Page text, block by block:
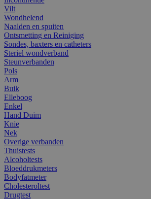
Vilt
Wondhelend
Naalden en spuiten
Ontsmetting en Reiniging
Sondes, baxters en catheters
Steriel wondverband
Steunverbanden
Pols
Arm
Buik
Elleboog
Enkel
Hand Duim
Knie
Nek
Overige verbanden
Thuistests
Alcoholtests
Bloeddrukmeters
Bodyfatmeter
Cholesteroltest
Drugtest